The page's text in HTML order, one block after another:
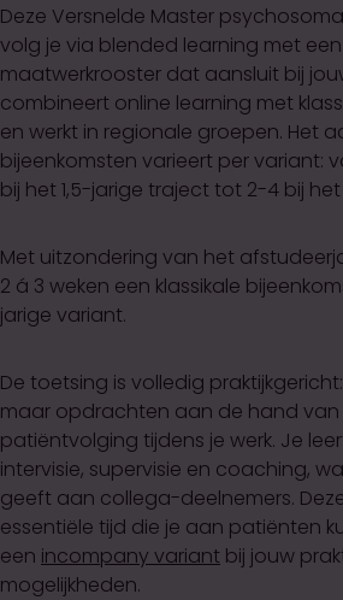
Deze Versnelde Master
volg je via blended learning met
maatwerkrooster dat aansluit bij
combineert online learning met
en werkt in regionale groepen. Het
bijeenkomsten varieert per variant:
bij het 1,5-jarige traject tot 2-4 bij
Met uitzondering van het
2 á 3 weken een klassikale
jarige variant.
De toetsing is volledig
maar opdrachten aan de hand van
patiëntvolging tijdens je werk. Je
intervisie, supervisie en coaching,
geeft aan collega-deelnemers.
essentiële tijd die je aan patiënten
een incompany variant bij jouw
mogelijkheden.